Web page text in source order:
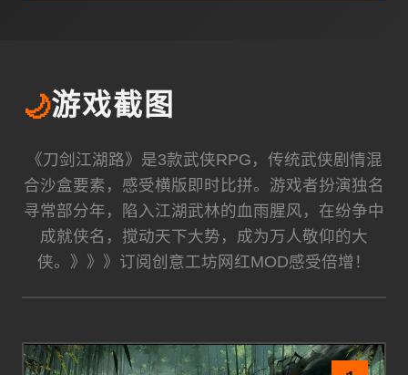
🌙游戏截图
《刀剑江湖路》是3款武侠RPG，传统武侠剧情混
合沙盒要素，感受横版即时比拼。游戏者扮演独名
寻常部分年，陷入江湖武林的血雨腥风，在纷争中
成就侠名，搅动天下大势，成为万人敬仰的大
侠。》》》订阅创意工坊网红MOD感受倍增！